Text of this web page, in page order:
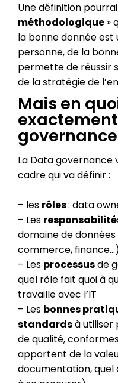
Une définition
méthodologique »
la bonne donnée
personne, de la
permette de réussir
de la stratégie de
Mais en
La Data
cadre qui va définir :
– les rôles: data
– Les
domaine de
commerce,
– Les processusde
quel rôle fait quoi à
travaille avec l’IT
– Les bonnes
standardsà utiliser
de qualité,
apportent de la
documentation, quel